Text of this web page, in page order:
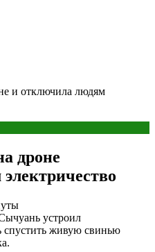
и отключила людям
дроне
устроил
спустить живую свинью